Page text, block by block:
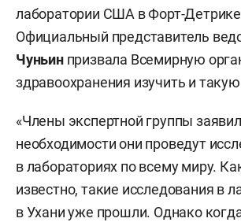
лаборатории США в Форт-
Официальный представитель
Чуньинпризвала Всемирную
здравоохранения изучить и такую
«Члены экспертной группы
необходимости они проведут
в лабораториях по всему миру.
известно, такие исследования в
в Ухани уже прошли. Однако